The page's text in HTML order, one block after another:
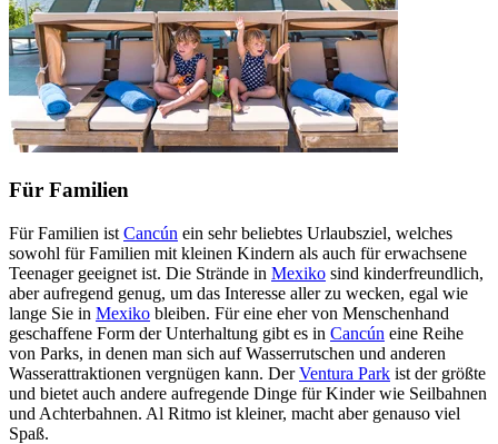
Für Familien
Für Familien ist Cancún ein sehr beliebtes Urlaubsziel, welches
sowohl für Familien mit kleinen Kindern als auch für erwachsene
Teenager geeignet ist. Die Strände in Mexiko sind kinderfreundlich,
aber aufregend genug, um das Interesse aller zu wecken, egal wie
lange Sie in Mexiko bleiben. Für eine eher von Menschenhand
geschaffene Form der Unterhaltung gibt es in Cancún eine Reihe
von Parks, in denen man sich auf Wasserrutschen und anderen
Wasserattraktionen vergnügen kann. DerVentura Park ist der größte
und bietet auch andere aufregende Dinge für Kinder wie Seilbahnen
und Achterbahnen. Al Ritmo ist kleiner, macht aber genauso viel
Spaß.